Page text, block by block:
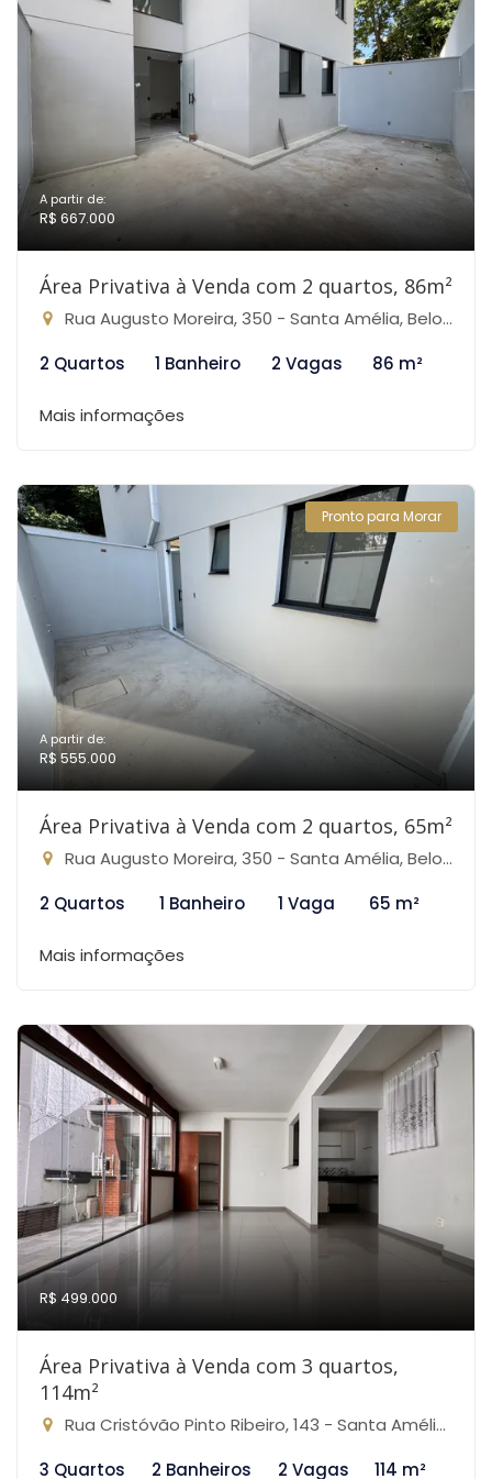
A partir de:
R$ 667.000
Área Privativa à Venda com 2 quartos, 86m²
Rua Augusto Moreira, 350 - Santa Amélia, Belo Horizonte-MG
2 Quartos
1 Banheiro 2 Vagas 86 m²
Mais informações
Pronto para Morar
A partir de:
R$ 555.000
Área Privativa à Venda com 2 quartos, 65m²
Rua Augusto Moreira, 350 - Santa Amélia, Belo Horizonte-MG
2 Quartos
1 Banheiro 1 Vaga 65 m²
Mais informações
R$ 499.000
Área Privativa à Venda com 3 quartos,
114m²
Rua Cristóvão Pinto Ribeiro, 143 - Santa Amélia, Belo Horizonte-MG
3 Quartos
2 Banheiros 2 Vagas 114 m²